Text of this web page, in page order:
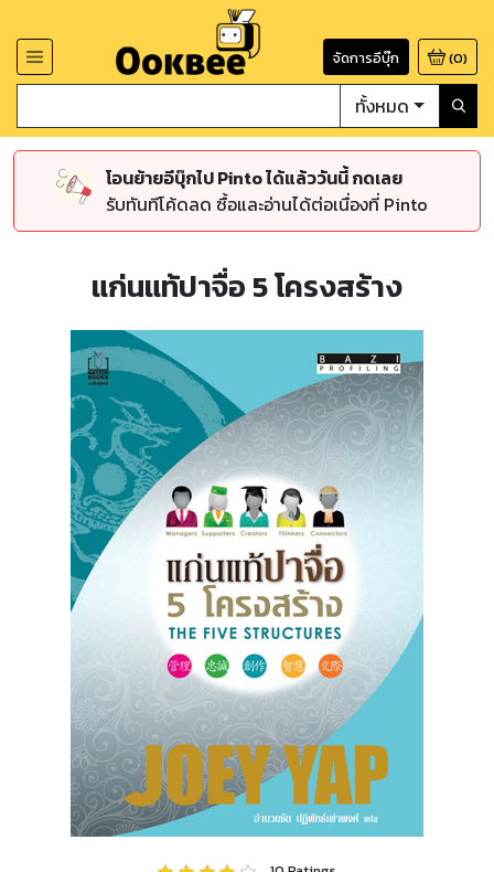
จัดการอีบุ๊ก (0)
ทั้งหมด
โอนย้ายอีบุ๊กไป Pinto ได้แล้ววันนี้ กดเลย
รับทันทีโค้ดลด ซื้อและอ่านได้ต่อเนื่องที่ Pinto
แก่นแท้ปาจื่อ 5 โครงสร้าง